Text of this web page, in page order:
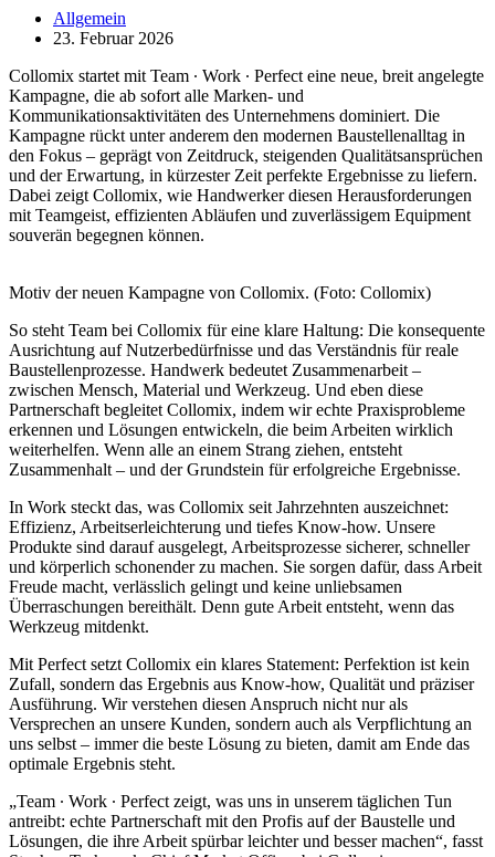
Allgemein
23. Februar 2026
Collomix startet mit Team ∙ Work ∙ Perfect eine neue, breit angelegte
Kampagne, die ab sofort alle Marken- und
Kommunikationsaktivitäten des Unternehmens dominiert. Die
Kampagne rückt unter anderem den modernen Baustellenalltag in
den Fokus – geprägt von Zeitdruck, steigenden Qualitätsansprüchen
und der Erwartung, in kürzester Zeit perfekte Ergebnisse zu liefern.
Dabei zeigt Collomix, wie Handwerker diesen Herausforderungen
mit Teamgeist, effizienten Abläufen und zuverlässigem Equipment
souverän begegnen können.
Motiv der neuen Kampagne von Collomix. (Foto: Collomix)
So steht Team bei Collomix für eine klare Haltung: Die konsequente
Ausrichtung auf Nutzerbedürfnisse und das Verständnis für reale
Baustellenprozesse. Handwerk bedeutet Zusammenarbeit –
zwischen Mensch, Material und Werkzeug. Und eben diese
Partnerschaft begleitet Collomix, indem wir echte Praxisprobleme
erkennen und Lösungen entwickeln, die beim Arbeiten wirklich
weiterhelfen. Wenn alle an einem Strang ziehen, entsteht
Zusammenhalt – und der Grundstein für erfolgreiche Ergebnisse.
In Work steckt das, was Collomix seit Jahrzehnten auszeichnet:
Effizienz, Arbeitserleichterung und tiefes Know-how. Unsere
Produkte sind darauf ausgelegt, Arbeitsprozesse sicherer, schneller
und körperlich schonender zu machen. Sie sorgen dafür, dass Arbeit
Freude macht, verlässlich gelingt und keine unliebsamen
Überraschungen bereithält. Denn gute Arbeit entsteht, wenn das
Werkzeug mitdenkt.
Mit Perfect setzt Collomix ein klares Statement: Perfektion ist kein
Zufall, sondern das Ergebnis aus Know-how, Qualität und präziser
Ausführung. Wir verstehen diesen Anspruch nicht nur als
Versprechen an unsere Kunden, sondern auch als Verpflichtung an
uns selbst – immer die beste Lösung zu bieten, damit am Ende das
optimale Ergebnis steht.
„Team ∙ Work ∙ Perfect zeigt, was uns in unserem täglichen Tun
antreibt: echte Partnerschaft mit den Profis auf der Baustelle und
Lösungen, die ihre Arbeit spürbar leichter und besser machen“, fasst